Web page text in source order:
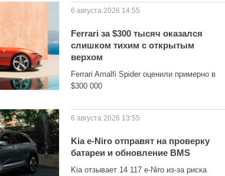
6 августа 2026 14:55
Ferrari за $300 тысяч оказался
слишком тихим с открытым
верхом
Ferrari Amalfi Spider оценили примерно в
$300 000
6 августа 2026 13:55
Kia e-Niro отправят на проверку
батареи и обновление BMS
Kia отзывает 14 117 e-Niro из-за риска